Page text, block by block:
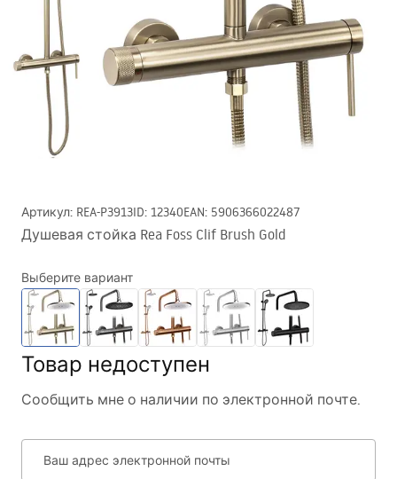
Артикул: REA-P3913ID: 12340EAN: 5906366022487
Душевая стойка Rea Foss Clif Brush Gold
Выберите вариант
Товар недоступен
Сообщить мне о наличии по электронной почте.
Ваш адрес электронной почты